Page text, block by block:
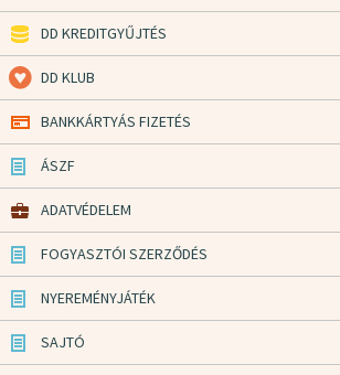
DD KREDITGYŰJTÉS
DD KLUB
BANKKÁRTYÁS FIZETÉS
ÁSZF
ADATVÉDELEM
FOGYASZTÓI SZERZŐDÉS
NYEREMÉNYJÁTÉK
SAJTÓ